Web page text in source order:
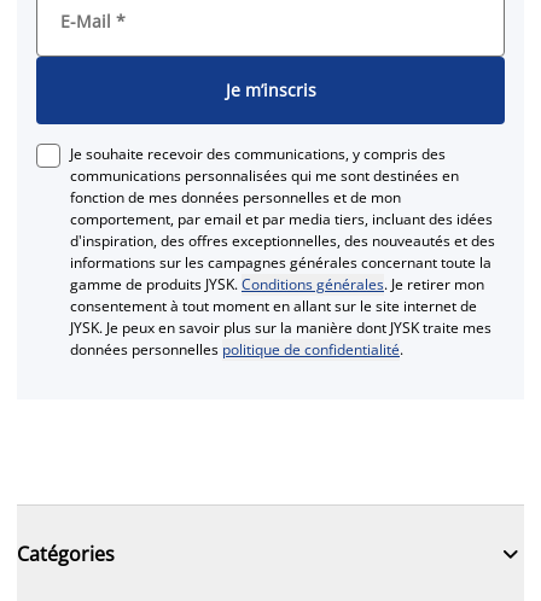
E-Mail *
Je m’inscris
Je souhaite recevoir des communications, y compris des
communications personnalisées qui me sont destinées en
fonction de mes données personnelles et de mon
comportement, par email et par media tiers, incluant des idées
d'inspiration, des offres exceptionnelles, des nouveautés et des
informations sur les campagnes générales concernant toute la
gamme de produits JYSK.Conditions générales. Je retirer mon
consentement à tout moment en allant sur le site internet de
JYSK. Je peux en savoir plus sur la manière dont JYSK traite mes
données personnelles politique de confidentialité.
Catégories 